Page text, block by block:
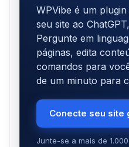
WPVibe é um
seu site ao
Pergunte em
páginas, edita
comandos para
de um minuto para
Conecte seu site
Junte-se a mais de